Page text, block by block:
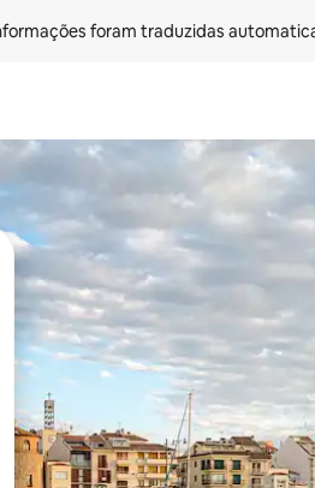
foram traduzidas
as seta para cima e para baixo